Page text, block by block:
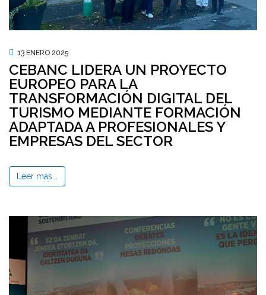
13 ENERO 2025
CEBANC LIDERA UN PROYECTO
EUROPEO PARA LA
TRANSFORMACIÓN DIGITAL DEL
TURISMO MEDIANTE FORMACIÓN
ADAPTADA A PROFESIONALES Y
EMPRESAS DEL SECTOR
Leer más...